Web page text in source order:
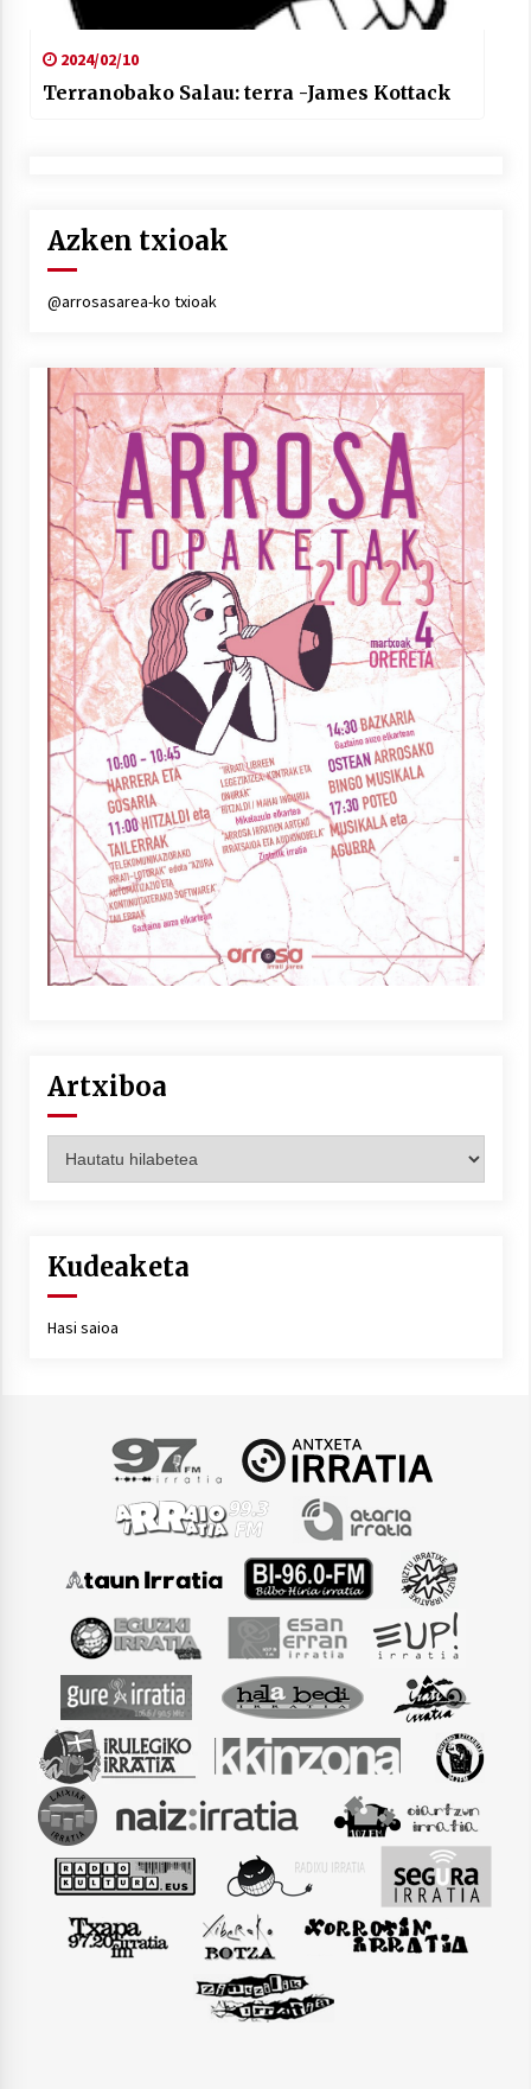
2024/02/10
Terranobako Salau: terra -James Kottack
Azken txioak
@arrosasarea-ko txioak
Artxiboa
Kudeaketa
Hasi saioa